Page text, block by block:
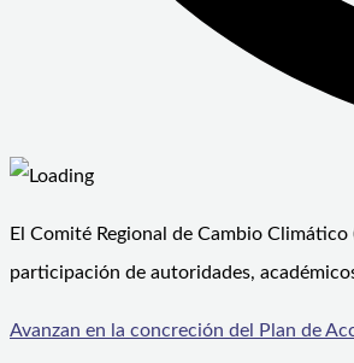
El Comité Regional de Cambio
participación de autoridades,
Avanzan en la concreción del Plan de